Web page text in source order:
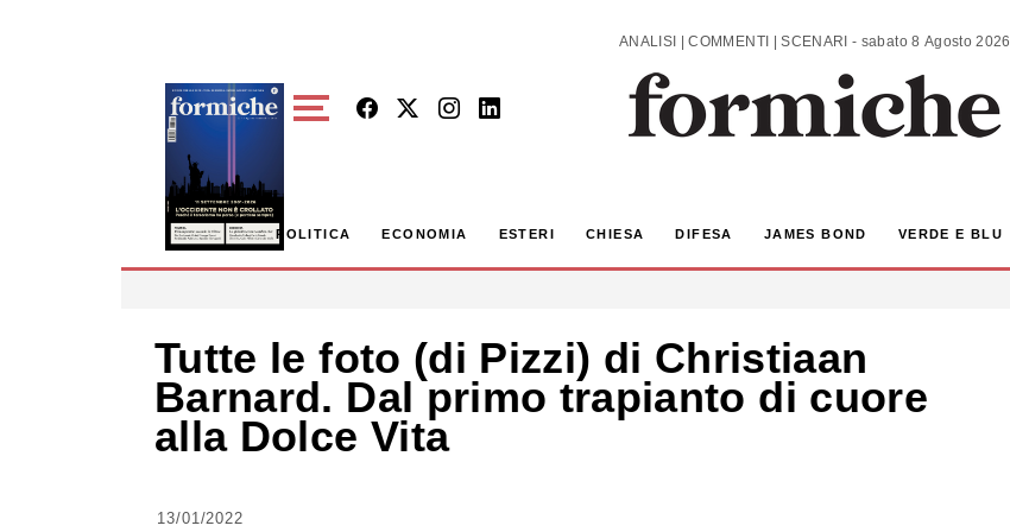
ANALISI | COMMENTI | SCENARI - sabato 8 Agosto 2026
POLITICA ECONOMIA ESTERI CHIESA DIFESA JAMES BOND VERDE E BLU
Tutte le foto (di Pizzi) di Christiaan
Barnard. Dal primo trapianto di cuore
alla Dolce Vita
13/01/2022